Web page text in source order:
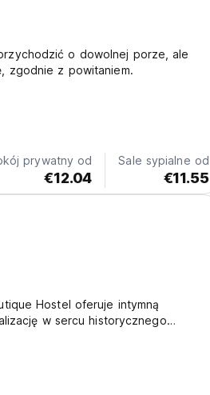
przychodzić o dowolnej porze, ale
zgodnie z powitaniem.
prywatny od
€12.04
Sale sypialne od
€11.55
Hostel oferuje intymną
w sercu historycznego